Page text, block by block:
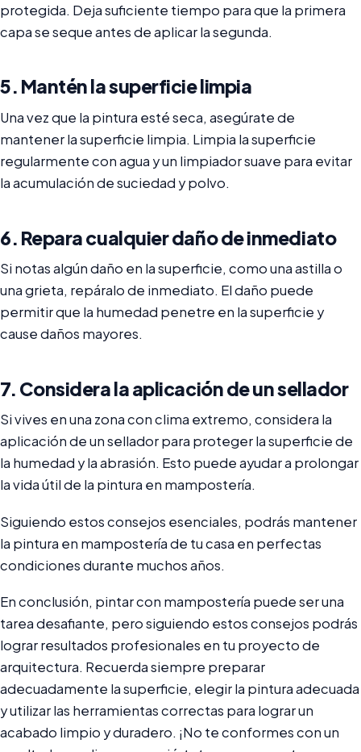
protegida. Deja suficiente tiempo para que la primera
capa se seque antes de aplicar la segunda.
5. Mantén la superficie limpia
Una vez que la pintura esté seca, asegúrate de
mantener la superficie limpia. Limpia la superficie
regularmente con agua y un limpiador suave para evitar
la acumulación de suciedad y polvo.
6. Repara cualquier daño de inmediato
Si notas algún daño en la superficie, como una astilla o
una grieta, repáralo de inmediato. El daño puede
permitir que la humedad penetre en la superficie y
cause daños mayores.
7. Considera la aplicación de un sellador
Si vives en una zona con clima extremo, considera la
aplicación de un sellador para proteger la superficie de
la humedad y la abrasión. Esto puede ayudar a prolongar
la vida útil de la pintura en mampostería.
Siguiendo estos consejos esenciales, podrás mantener
la pintura en mampostería de tu casa en perfectas
condiciones durante muchos años.
En conclusión, pintar con mampostería puede ser una
tarea desafiante, pero siguiendo estos consejos podrás
lograr resultados profesionales en tu proyecto de
arquitectura. Recuerda siempre preparar
adecuadamente la superficie, elegir la pintura adecuada
y utilizar las herramientas correctas para lograr un
acabado limpio y duradero. ¡No te conformes con un